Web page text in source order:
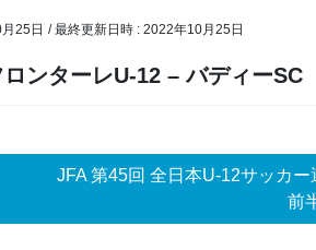
25日 / 最終更新日時 : 2022年10月25日
ロンターレU-12 – バディーSC
JFA 第45回 全日本U-12サッカ
前